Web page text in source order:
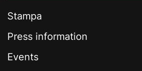
Stampa
Press information
Events